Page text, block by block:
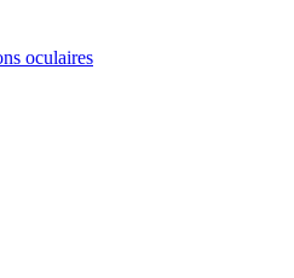
oculaires